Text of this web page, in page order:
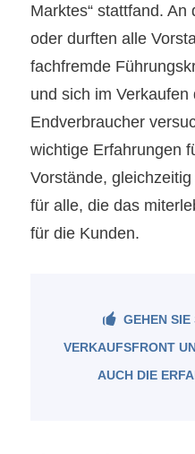
Marktes“ stattfand. An
oder durften alle
fachfremde
und sich im Verkaufen
Endverbraucher
wichtige Erfahrungen
Vorstände,
für alle, die das
für die Kunden.
GEHEN
VERKAUFSFRONT
AUCH DIE